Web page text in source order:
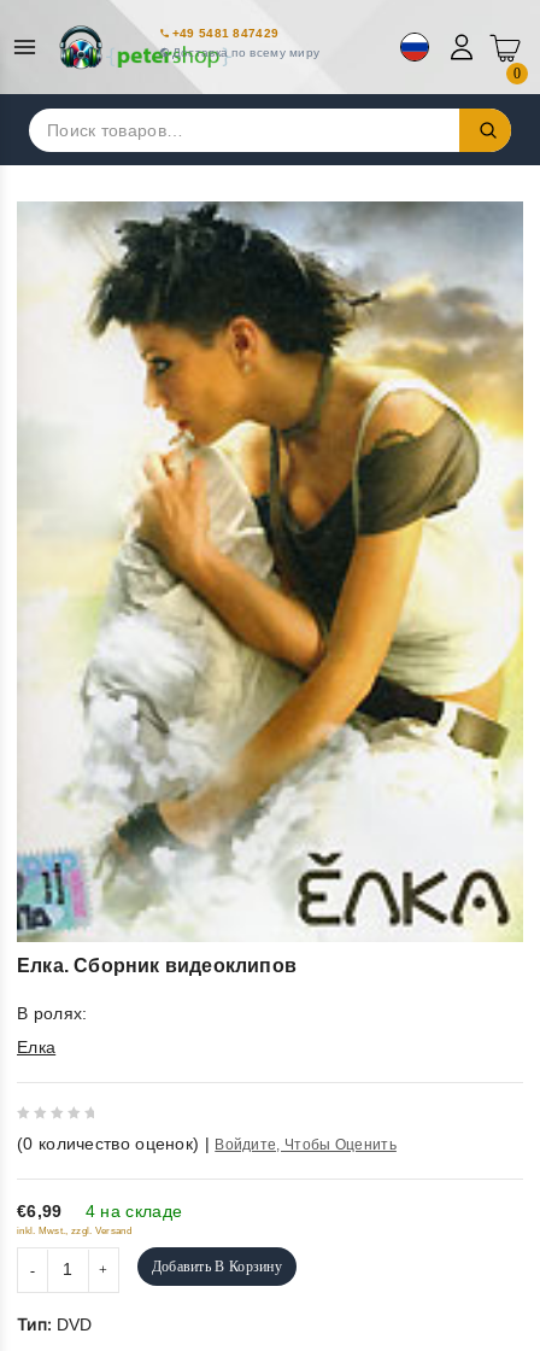
+49 5481 847429
Доставка по всему миру
0
Искать:
Елка. Сборник видеоклипов
В ролях:
Елка
out
of
5
(0 количество оценок) | Войдите, Чтобы Оценить
€6,99 4 на складе
inkl. Mwst., zzgl. Versand
Добавить В Корзину
Тип: DVD